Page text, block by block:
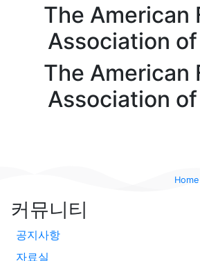
The American
Association of
The American
Association of
Home
커뮤니티
공지사항
자료실